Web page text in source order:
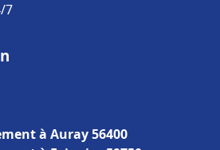
7
à Auray 56400